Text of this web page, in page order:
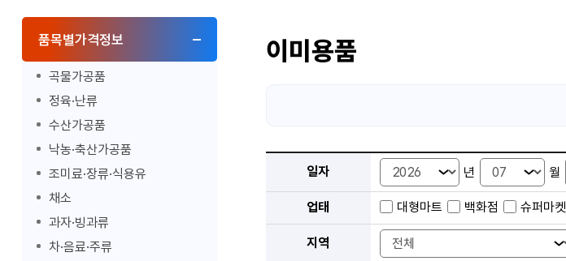
품목별가격정보
곡물가공품
정육·난류
수산가공품
낙농·축산가공품
조미료·장류·식용유
채소
과자·빙과류
차·음료·주류
이미용품
일자 년 월
업태 대형마트 백화점 슈퍼마켓
지역